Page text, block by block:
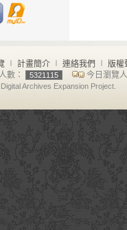
∣ 計畫簡介 ∣ 連絡我們 ∣ 版權
數：
5321115 今日瀏覽人
Archives Expansion Project.